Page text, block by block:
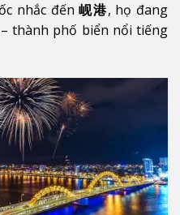
nhắc đến岘港, họ đang
thành phố biển nổi tiếng